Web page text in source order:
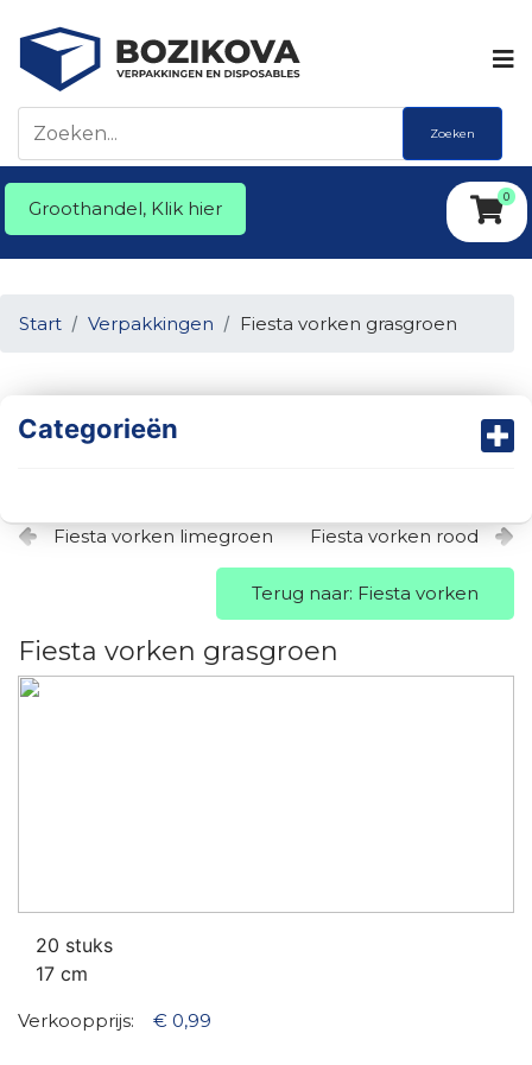
Zoeken
Groothandel, Klik hier
0
Start Verpakkingen Fiesta vorken grasgroen
Categorieën
Fiesta vorken limegroen Fiesta vorken rood
Terug naar: Fiesta vorken
Fiesta vorken grasgroen
20 stuks
17 cm
Verkoopprijs: € 0,99